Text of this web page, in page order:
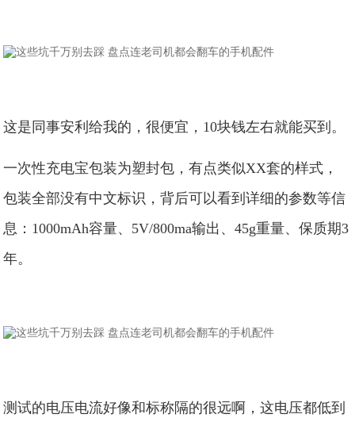
这是同事安利给我的，很便宜，10块钱左右就能买到。
一次性充电宝包装为塑封包，有点类似XX套的样式，
包装全部没有中文标识，背后可以看到详细的参数等信
息：1000mAh容量、5V/800ma输出、45g重量、保质期3
年。
测试的电压电流好像和标称隔的很远啊，这电压都低到